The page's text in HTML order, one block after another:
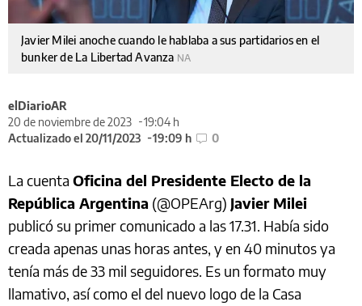
Javier Milei anoche cuando le hablaba a sus partidarios en el
bunker de La Libertad Avanza NA
elDiarioAR
20 de noviembre de 2023
19:04 h
Actualizado el 20/11/2023
19:09 h 0
La cuenta Oficina del Presidente Electo de la
República Argentina (@OPEArg) Javier Milei
publicó su primer comunicado a las 17.31. Había sido
creada apenas unas horas antes, y en 40 minutos ya
tenía más de 33 mil seguidores. Es un formato muy
llamativo, así como el del nuevo logo de la Casa